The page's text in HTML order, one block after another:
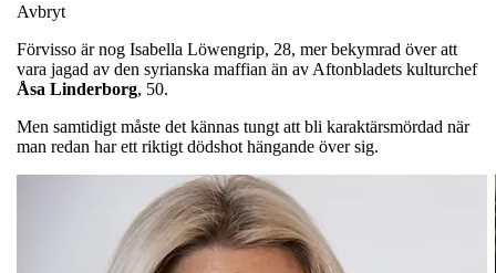
Avbryt
Förvisso är nog Isabella Löwengrip, 28, mer bekymrad över att
vara jagad av den syrianska maffian än av Aftonbladets kulturchef
Åsa Linderborg, 50.
Men samtidigt måste det kännas tungt att bli karaktärsmördad när
man redan har ett riktigt dödshot hängande över sig.